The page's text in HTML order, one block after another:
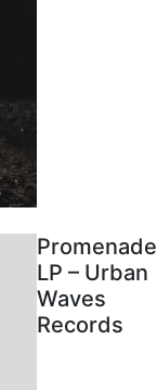
Promenade
LP – Urban
Waves
Records